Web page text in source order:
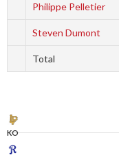
Philippe Pelletier
Steven Dumont
Total
KO